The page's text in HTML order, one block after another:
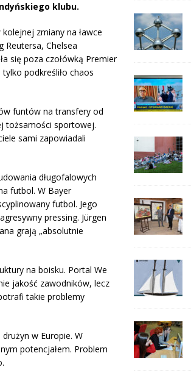
klubu.
zmiany na ławce
Reutersa, Chelsea
się poza czołówką Premier
podkreśliło chaos
funtów na transfery od
tożsamości sportowej.
sami zapowiadali
długofalowych
futbol. W Bayer
futbol. Jego
pressing. Jürgen
grają „absolutnie
na boisku. Portal We
jakość zawodników, lecz
takie problemy
w Europie. W
potencjałem. Problem